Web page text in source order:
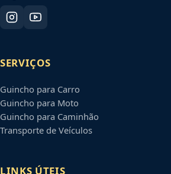
SERVIÇOS
Guincho para Carro
Guincho para Moto
Guincho para Caminhão
Transporte de Veículos
LINKS ÚTEIS